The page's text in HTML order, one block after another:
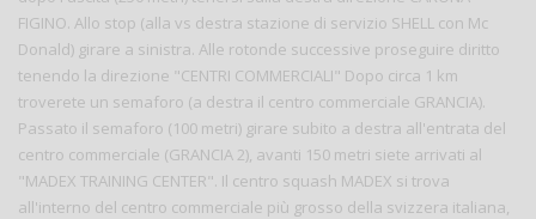
FIGINO. Allo stop (alla vs destra stazione di servizio SHELL con Mc
Donald) girare a sinistra. Alle rotonde successive proseguire diritto
tenendo la direzione "CENTRI COMMERCIALI" Dopo circa 1 km
troverete un semaforo (a destra il centro commerciale GRANCIA).
Passato il semaforo (100 metri) girare subito a destra all'entrata del
centro commerciale (GRANCIA 2), avanti 150 metri siete arrivati al
"MADEX TRAINING CENTER". Il centro squash MADEX si trova
all'interno del centro commerciale più grosso della svizzera italiana,